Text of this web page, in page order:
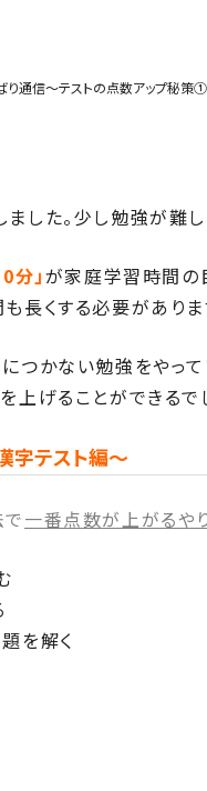
り通信～テストの点数アップ秘策
した。少し勉強が難し
」が家庭学習時間の
長くする必要がありま
つかない勉強をやっ
上げることができるで
字テスト編～
一番点数が上がるや
を解く